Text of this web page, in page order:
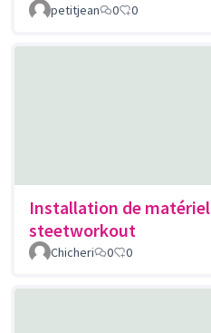
petitjean 0 0
Installation de matériel
steetworkout
Chicheri 0 0